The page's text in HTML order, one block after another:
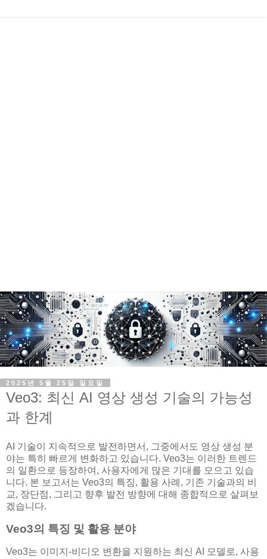
2025년 5월 25일 일요일
Veo3: 최신 AI 영상 생성 기술의 가능성
과 한계
AI 기술이 지속적으로 발전하면서, 그중에서도 영상 생성 분
야는 특히 빠르게 변화하고 있습니다. Veo3는 이러한 트렌드
의 일환으로 등장하여, 사용자에게 많은 기대를 모으고 있습
니다. 본 보고서는 Veo3의 특징, 활용 사례, 기존 기술과의 비
교, 장단점, 그리고 향후 발전 방향에 대해 종합적으로 살펴보
겠습니다.
Veo3의 특징 및 활용 분야
Veo3는 이미지-비디오 변환을 지원하는 최신 AI 모델로, 사용